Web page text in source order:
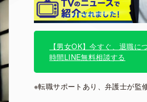
【男女OK】今すぐ、退職に
時間LINE無料相談する
※転職サポートあり、弁護士が監